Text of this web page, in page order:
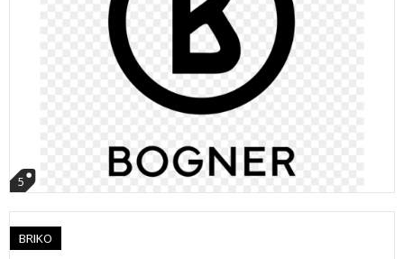
5
BRIKO